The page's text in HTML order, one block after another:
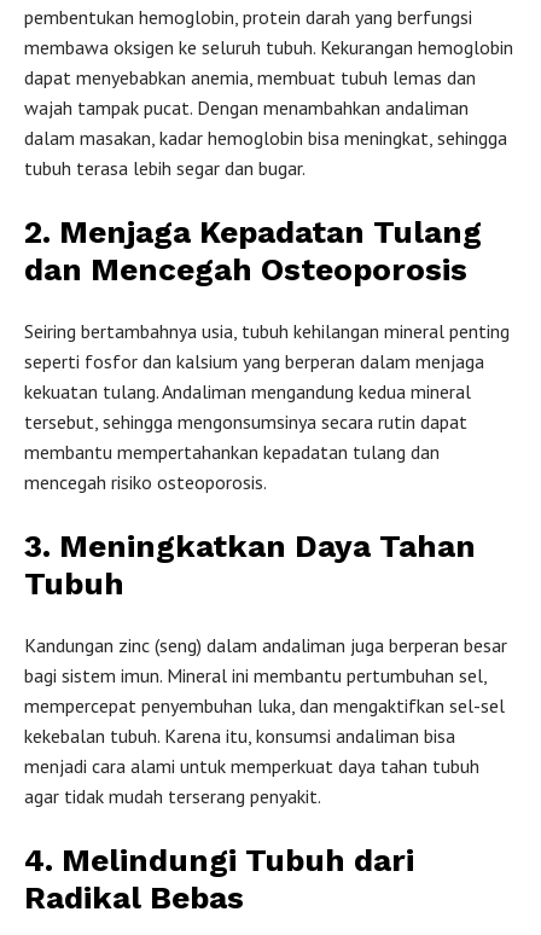
pembentukan hemoglobin, protein darah yang berfungsi
membawa oksigen ke seluruh tubuh. Kekurangan hemoglobin
dapat menyebabkan anemia, membuat tubuh lemas dan
wajah tampak pucat. Dengan menambahkan andaliman
dalam masakan, kadar hemoglobin bisa meningkat, sehingga
tubuh terasa lebih segar dan bugar.
2. Menjaga Kepadatan Tulang
dan Mencegah Osteoporosis
Seiring bertambahnya usia, tubuh kehilangan mineral penting
seperti fosfor dan kalsium yang berperan dalam menjaga
kekuatan tulang. Andaliman mengandung kedua mineral
tersebut, sehingga mengonsumsinya secara rutin dapat
membantu mempertahankan kepadatan tulang dan
mencegah risiko osteoporosis.
3. Meningkatkan Daya Tahan
Tubuh
Kandungan zinc (seng) dalam andaliman juga berperan besar
bagi sistem imun. Mineral ini membantu pertumbuhan sel,
mempercepat penyembuhan luka, dan mengaktifkan sel-sel
kekebalan tubuh. Karena itu, konsumsi andaliman bisa
menjadi cara alami untuk memperkuat daya tahan tubuh
agar tidak mudah terserang penyakit.
4. Melindungi Tubuh dari
Radikal Bebas